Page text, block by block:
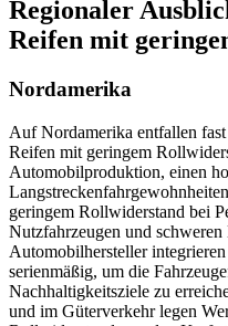
Regionaler
Reifen mit
Nordamerika
Auf Nordamerika entfallen
Reifen mit geringem
Automobilproduktion, einen
geringem Rollwiderstand bei
Nutzfahrzeugen und
Automobilhersteller
serienmäßig, um die
Nachhaltigkeitsziele zu
und im Güterverkehr legen